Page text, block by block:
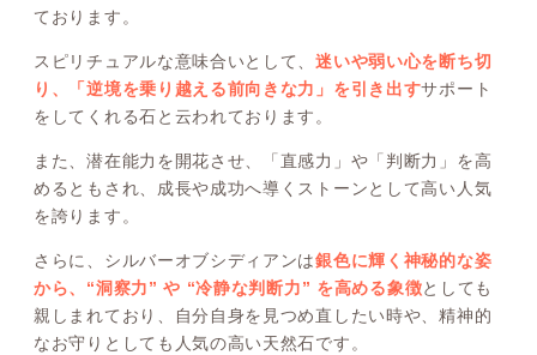
ております。
スピリチュアルな意味合いとして、迷いや弱い心を断ち切
り、「逆境を乗り越える前向きな力」を引き出すサポート
をしてくれる石と云われております。
また、潜在能力を開花させ、「直感力」や「判断力」を高
めるともされ、成長や成功へ導くストーンとして高い人気
を誇ります。
さらに、シルバーオブシディアンは銀色に輝く神秘的な姿
から、“洞察力” や “冷静な判断力” を高める象徴としても
親しまれており、自分自身を見つめ直したい時や、精神的
なお守りとしても人気の高い天然石です。